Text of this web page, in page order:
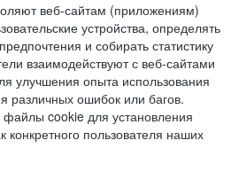
веб-сайтам (приложениям)
устройства, определять
и собирать статистику
взаимодействуют с веб-сайтами
улучшения опыта использования
различных ошибок или багов.
cookie для установления
конкретного пользователя наших